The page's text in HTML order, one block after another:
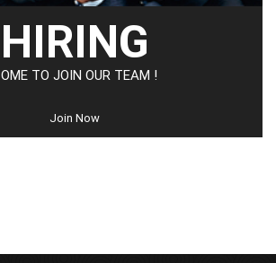
HIRING
TO JOIN OUR TEAM !
Join Now